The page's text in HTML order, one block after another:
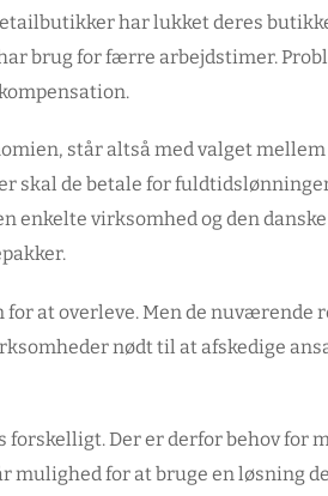
har lukket deres
brug for færre arbejdstimer.
står altså med valget mellem
skal de betale for
enkelte virksomhed og den
at overleve. Men de nuværende
nødt til at afskedige
forskelligt. Der er derfor behov for
for at bruge en løsning